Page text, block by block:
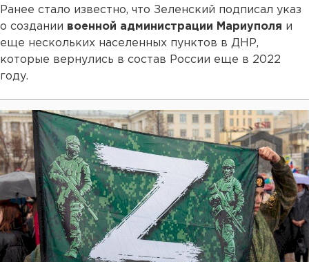
Ранее стало известно, что Зеленский подписал указ
о создании военной администрации Мариуполя и
еще нескольких населенных пунктов в ДНР,
которые вернулись в состав России еще в 2022
году.